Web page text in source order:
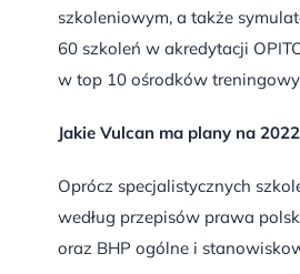
szkoleniowym, a także
60 szkoleń w akredytacji
w top 10 ośrodków
Jakie Vulcan ma plany na
Oprócz specjalistycznych
według przepisów prawa
oraz BHP ogólne i